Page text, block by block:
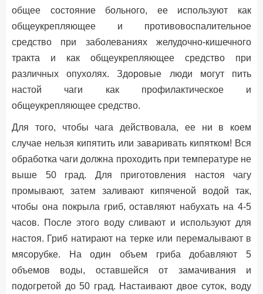
общее состояние больного, ее используют как
общеукрепляющее и противовоспалительное
средство при заболеваниях желудочно-кишечного
тракта и как общеукрепляющее средство при
различных опухолях. Здоровые люди могут пить
настой чаги как профилактическое и
общеукрепляющее средство.
Для того, чтобы чага действовала, ее ни в коем
случае нельзя кипятить или заваривать кипятком! Вся
обработка чаги должна проходить при температуре не
выше 50 град. Для приготовления настоя чагу
промывают, затем заливают кипяченой водой так,
чтобы она покрыла гриб, оставляют набухать на 4-5
часов. После этого воду сливают и используют для
настоя. Гриб натирают на терке или перемалывают в
мясорубке. На один объем гриба добавляют 5
объемов воды, оставшейся от замачивания и
подогретой до 50 град. Настаивают двое суток, воду